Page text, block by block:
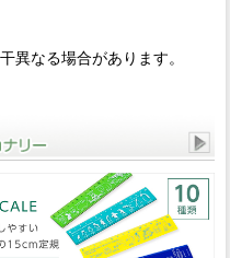
異なる場合があります。